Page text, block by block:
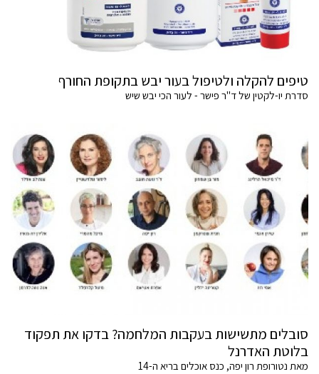
טיפים להקלה ולטיפול בעור יבש בתקופת החורף
סדרת יו-לקטין של ד"ר פישר - לעור הכי יבש שיש
סובלים מתשישות בעקבות המלחמה? בדקו את תפקוד
בלוטת האדרנל
מאת נטורופת רון יפה, כנס אוכלים בריא ה-14